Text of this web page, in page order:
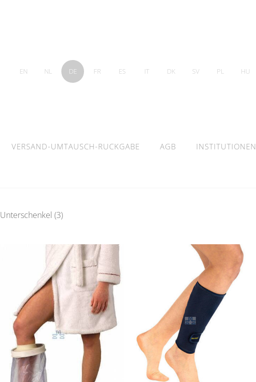
VERSAND-UMTAUSCH-RUCKGABE AGB INSTITUTIONEN
EN NL DE FR ES IT DK SV PL HU
Unterschenkel (3)